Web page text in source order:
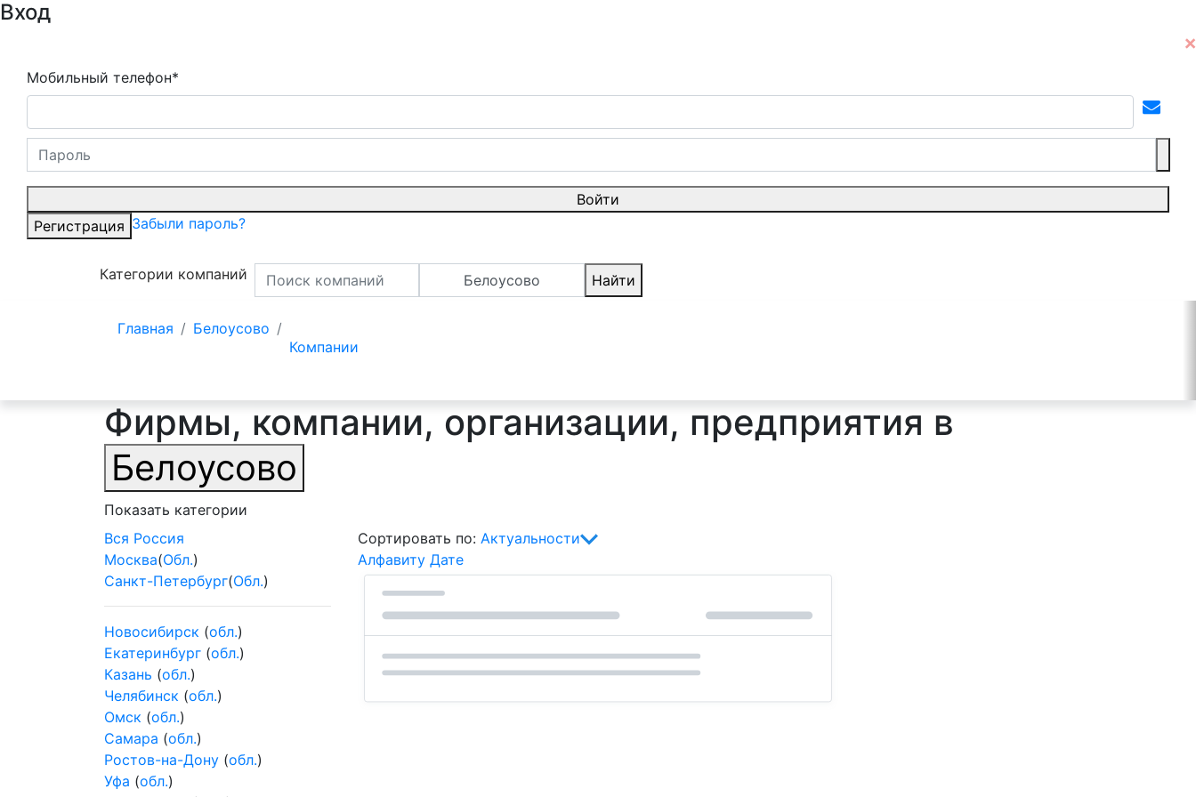
Вход
Мобильный телефон*
Войти
Регистрация Забыли пароль?
Категории компаний Белоусово Найти
Главная
Белоусово
Компании
Фирмы, компании, организации, предприятия в
Белоусово
Показать категории
Вся Россия
Москва(Обл.)
Санкт-Петербург(Обл.)
Новосибирск (обл.)
Екатеринбург (обл.)
Казань (обл.)
Челябинск (обл.)
Омск (обл.)
Самара (обл.)
Ростов-на-Дону (обл.)
Уфа (обл.)
Сортировать по: Актуальности
Алфавиту Дате